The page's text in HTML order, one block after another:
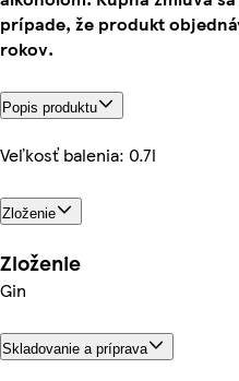
prípade, že produkt
rokov.
Popis produktu
Veľkosť balenia: 0.7l
Zloženie
Zloženie
Gin
Skladovanie a príprava